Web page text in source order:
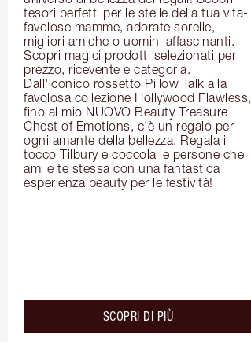
tesori perfetti per le stelle della tua vita-
favolose mamme, adorate sorelle,
migliori amiche o uomini affascinanti.
Scopri magici prodotti selezionati per
prezzo, ricevente e categoria.
Dall'iconico rossetto Pillow Talk alla
favolosa collezione Hollywood Flawless,
fino al mio NUOVO Beauty Treasure
Chest of Emotions, c'è un regalo per
ogni amante della bellezza. Regala il
tocco Tilbury e coccola le persone che
ami e te stessa con una fantastica
esperienza beauty per le festività!
SCOPRI DI PIÙabout the